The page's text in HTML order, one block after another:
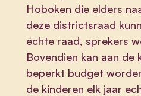
Hoboken die elders
deze districtsraad
échte raad, sprekers
Bovendien kan aan
beperkt budget
de kinderen elk jaar